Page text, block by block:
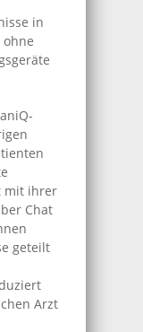
in
ohne
mit ihrer
Chat
geteilt
Arzt